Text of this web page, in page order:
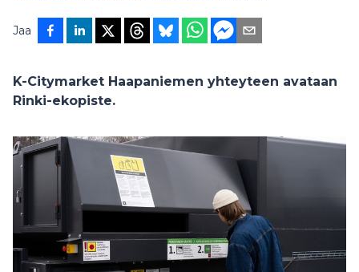
Jaa
K-Citymarket Haapaniemen yhteyteen avataan
Rinki-ekopiste.